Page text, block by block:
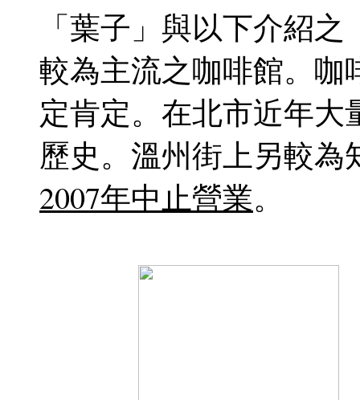
「葉子」與以下介紹
較為主流之咖啡館。咖
定肯定。在北市近年
歷史。溫州街上另較
2007年中止營業。